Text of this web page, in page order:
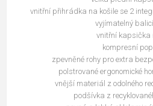
vnitřní přihrádka na košile se 2
vyjímatelný
vnitřní kapsička
kompresní
zpevněné rohy pro extra
polstrované ergonomické
vnější materiál z odolného
podšívka z